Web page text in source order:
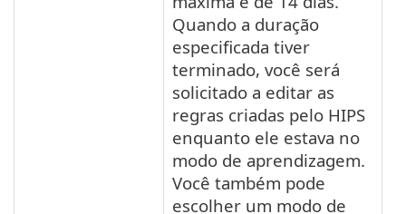
Quando a duração
especificada tiver
terminado, você será
solicitado a editar as
regras criadas pelo HIPS
enquanto ele estava no
modo de aprendizagem.
Você também pode
escolher um modo de